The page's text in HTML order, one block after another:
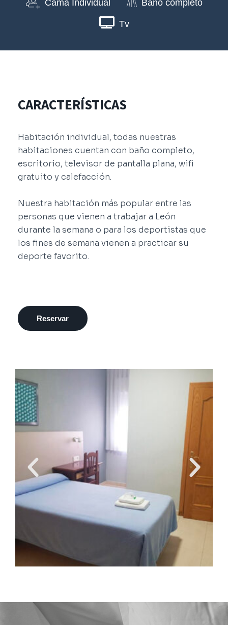
Cama Individual Baño completo
Tv
CARACTERÍSTICAS
Habitación individual, todas nuestras
habitaciones cuentan con baño completo,
escritorio, televisor de pantalla plana, wifi
gratuito y calefacción.
Nuestra habitación más popular entre las
personas que vienen a trabajar a León
durante la semana o para los deportistas que
los fines de semana vienen a practicar su
deporte favorito.
Reservar